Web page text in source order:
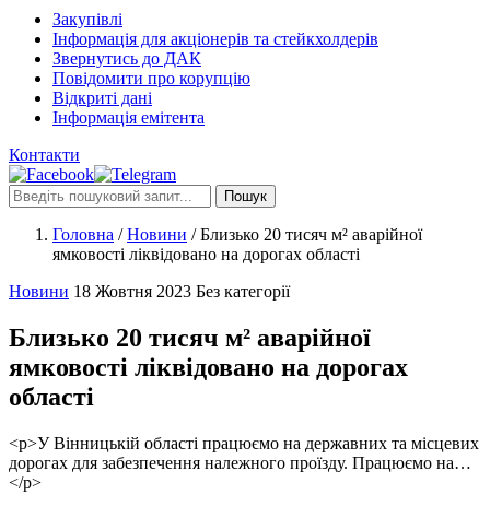
Закупівлі
Інформація для акціонерів та стейкхолдерів
Звернутись до ДАК
Повідомити про корупцію
Відкриті дані
Інформація емітента
Контакти
Пошук
Головна /Новини /Близько 20 тисяч м² аварійної
ямковості ліквідовано на дорогах області
Новини 18 Жовтня 2023 Без категорії
Близько 20 тисяч м² аварійної
ямковості ліквідовано на дорогах
області
<p>У Вінницькій області працюємо на державних та місцевих
дорогах для забезпечення належного проїзду. Працюємо на…
</p>